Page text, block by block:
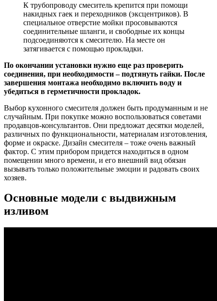
К трубопроводу смеситель крепится при помощи
накидных гаек и переходников (эксцентриков). В
специальное отверстие мойки просовываются
соединительные шланги, и свободные их концы
подсоединяются к смесителю. На месте он
затягивается с помощью прокладки.
По окончании установки нужно еще раз проверить
соединения, при необходимости – подтянуть гайки. После
завершения монтажа необходимо включить воду и
убедиться в герметичности прокладок.
Выбор кухонного смесителя должен быть продуманным и не
случайным. При покупке можно воспользоваться советами
продавцов-консультантов. Они предложат десятки моделей,
различных по функциональности, материалам изготовления,
форме и окраске. Дизайн смесителя – тоже очень важный
фактор. С этим прибором придется находиться в одном
помещении много времени, и его внешний вид обязан
вызывать только положительные эмоции и радовать своих
хозяев.
Основные модели с выдвижным
изливом